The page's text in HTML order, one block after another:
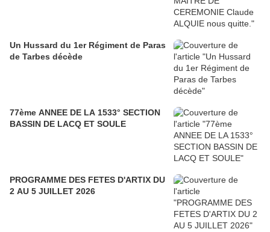
Un Hussard du 1er Régiment de Paras
de Tarbes décède
77ème ANNEE DE LA 1533° SECTION
BASSIN DE LACQ ET SOULE
PROGRAMME DES FETES D'ARTIX DU
2 AU 5 JUILLET 2026